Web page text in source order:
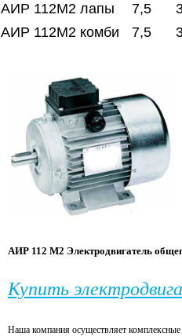
АИР 112М2 лапы
7,5
АИР 112М2 комби
7,5
АИР 112 М2 Электродвигатель
Купить
Наша компания осуществляет комплексные